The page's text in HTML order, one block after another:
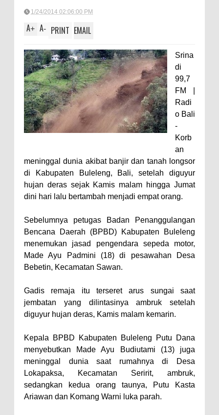
1/24/2014 02:06:00 PM
A+ A- PRINT EMAIL
Srina
di
99,7
FM |
Radi
o Bali
-
Korb
an
meninggal dunia akibat banjir dan tanah longsor
di Kabupaten Buleleng, Bali, setelah diguyur
hujan deras sejak Kamis malam hingga Jumat
dini hari lalu bertambah menjadi empat orang.
Sebelumnya petugas Badan Penanggulangan
Bencana Daerah (BPBD) Kabupaten Buleleng
menemukan jasad pengendara sepeda motor,
Made Ayu Padmini (18) di pesawahan Desa
Bebetin, Kecamatan Sawan.
Gadis remaja itu terseret arus sungai saat
jembatan yang dilintasinya ambruk setelah
diguyur hujan deras, Kamis malam kemarin.
Kepala BPBD Kabupaten Buleleng Putu Dana
menyebutkan Made Ayu Budiutami (13) juga
meninggal dunia saat rumahnya di Desa
Lokapaksa, Kecamatan Seririt, ambruk,
sedangkan kedua orang taunya, Putu Kasta
Ariawan dan Komang Warni luka parah.